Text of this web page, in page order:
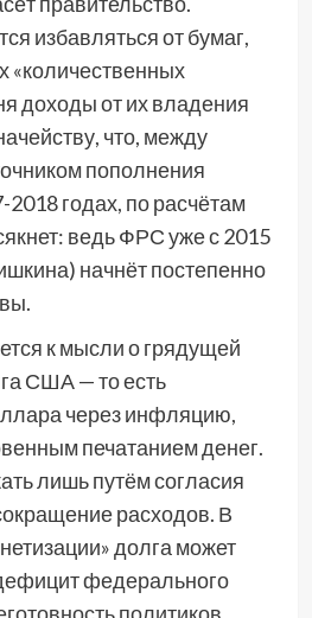
избавляться от бумаг,
«количественных
доходы от их владения
что, между
пополнения
годах, по расчётам
ведь ФРС уже с 2015
начнёт постепенно
к мысли о грядущей
США — то есть
через инфляцию,
печатанием денег.
лишь путём согласия
расходов. В
долга может
федерального